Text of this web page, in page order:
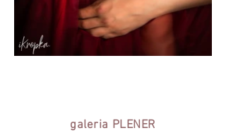
galeria PLENER